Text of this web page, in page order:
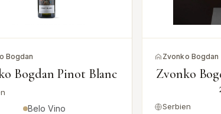
Bogdan
Bogdan Pinot Blanc
Belo Vino
Zvonko Bogdan
Zvonko
Serbien